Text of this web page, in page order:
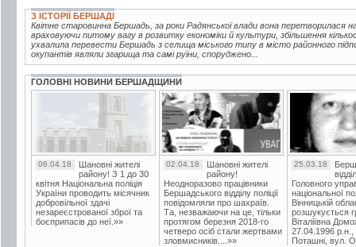
З ІСТОРІЇ БЕРШАДІ
Квітне старовинна Бершадь, за роки Радянської влади вона перетворилася
враховуючи питому вагу в розвитку економіки й культури, збільшення
ухвалила перевести Бершадь з селища міського типу в місто районного
окупантів являли згарища та самі руїни, споруджено...
ГОЛОВНІ НОВИНИ БЕРШАДЩИНИ
06.04.18
Шановні жителі
району! З 1 до 30
квітня Національна поліція
України проводить місячник
добровільної здачі
незареєстрованої зброї та
боєприпасів до неї.»»
02.04.18
Шановні жителі
району!
Неодноразово працівники
Бершадського відділу поліції
повідомляли про шахраїв.
Та, незважаючи на це, тільки
протягом березня 2018-го
четверо осіб стали жертвами
зловмисників....»»
25.03.18
Головного
національної
Вінницькій
розшукується
Віталіївна
27.04.1996 р.н.,
Поташні, вул.